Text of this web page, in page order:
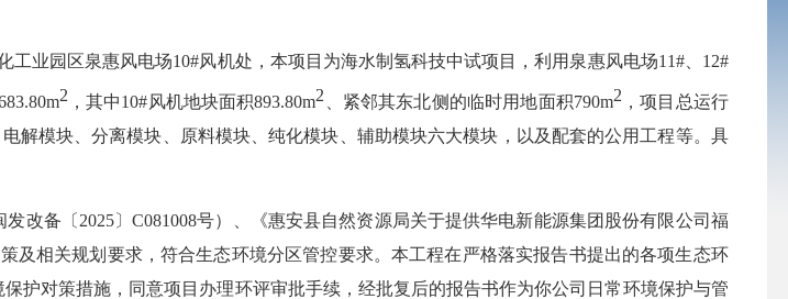
工业园区泉惠风电场10#风机处，本项目为海水制氢科技中试项目 ，利用泉惠风电场11#、12#
2，其中10#风机地块面积893.80m2 、紧邻其东北侧的临时用地面积790m2，项目 总运行
解模块、分离模块、原料模块、纯化模块、辅助模块六大模块，以及配套的公用工程等。具
发改备〔 2025〕C081008号）
、《惠安县自然资源局关于提供华电新能源集团股份有限公司福
及相关规划要求，符合生态环境分区管控要求。本工程在严格落实报告书提出的各项生态环
护对策措施，同意项目办理环评审批手续，经批复后的报告书作为你公司日常环境保护与管